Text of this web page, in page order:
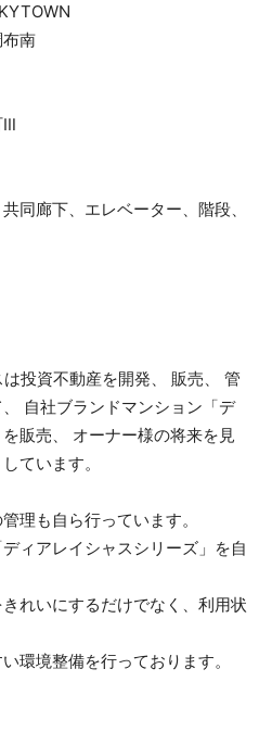
布南
Ⅲ
同廊下、エレベーター、階段、
投資不動産を開発、 販売、 管
自社ブランドマンション「デ
販売、 オーナー様の将来を見
ています。
理も自ら行っています。
ィアレイシャスシリーズ」を自
れいにするだけでなく、利用状
環境整備を行っております。